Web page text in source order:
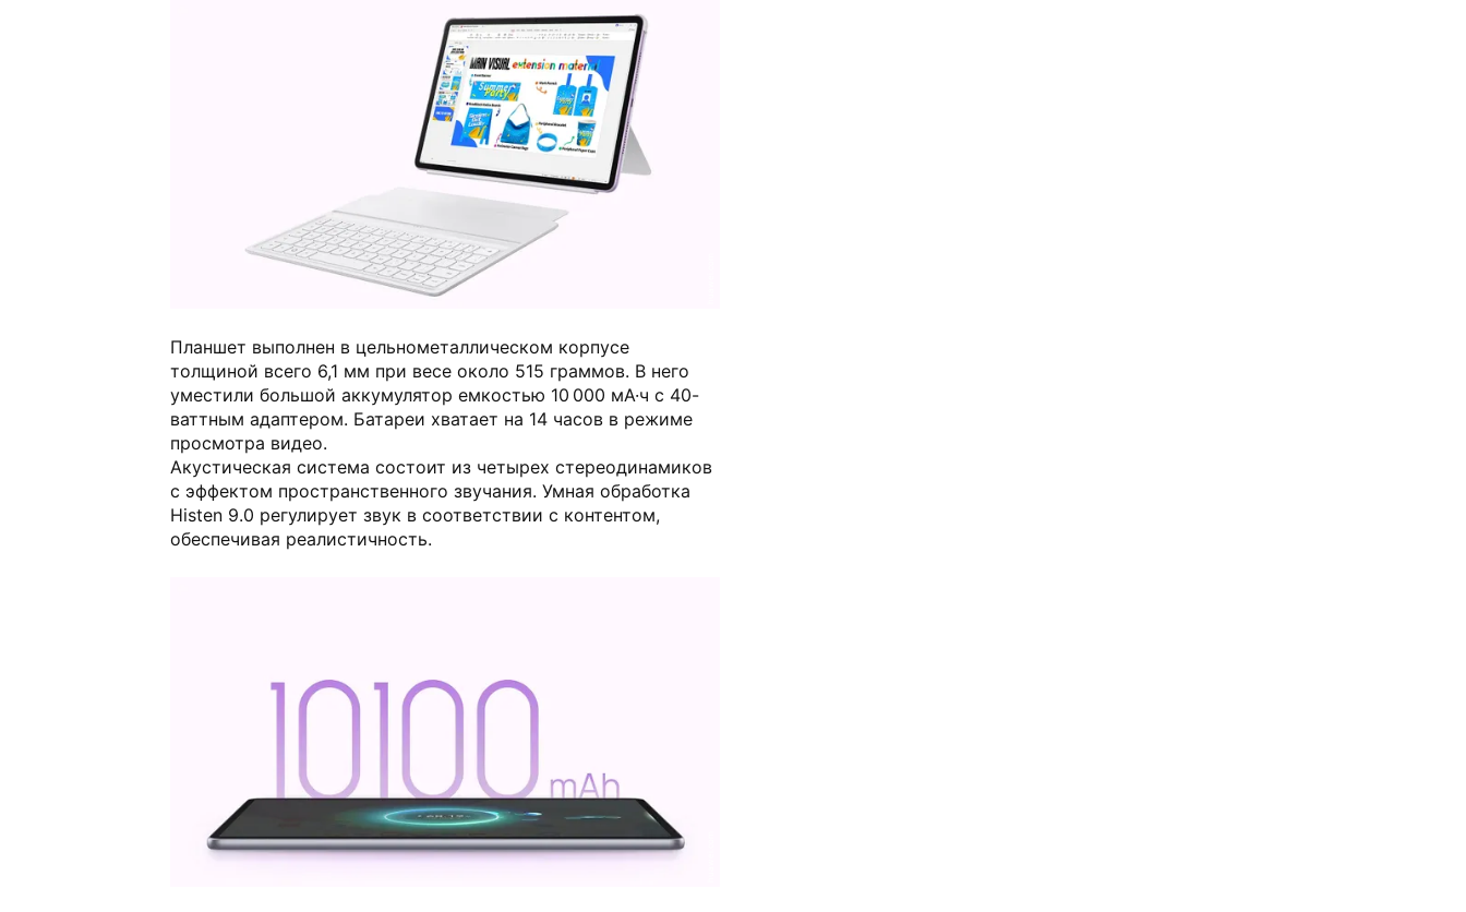
Планшет выполнен в цельнометаллическом корпусе
толщиной всего 6,1 мм при весе около 515 граммов. В него
уместили большой аккумулятор емкостью 10 000 мА·ч с 40-
ваттным адаптером. Батареи хватает на 14 часов в режиме
просмотра видео.
Акустическая система состоит из четырех стереодинамиков
с эффектом пространственного звучания. Умная обработка
Histen 9.0 регулирует звук в соответствии с контентом,
обеспечивая реалистичность.